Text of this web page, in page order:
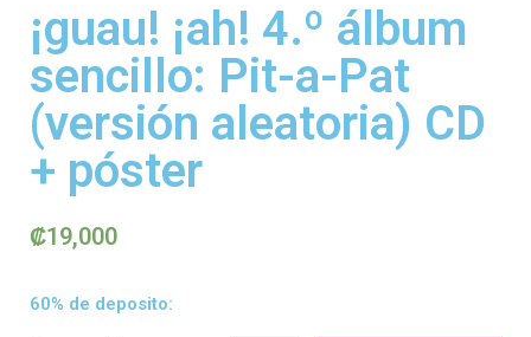
¡guau! ¡ah! 4.º álbum
sencillo: Pit-a-Pat
(versión aleatoria) CD
+ póster
₡19,000
60% de deposito: